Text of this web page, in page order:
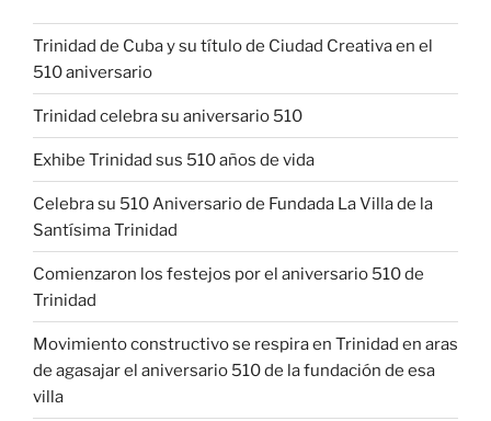
Trinidad de Cuba y su título de Ciudad Creativa en el
510 aniversario
Trinidad celebra su aniversario 510
Exhibe Trinidad sus 510 años de vida
Celebra su 510 Aniversario de Fundada La Villa de la
Santísima Trinidad
Comienzaron los festejos por el aniversario 510 de
Trinidad
Movimiento constructivo se respira en Trinidad en aras
de agasajar el aniversario 510 de la fundación de esa
villa